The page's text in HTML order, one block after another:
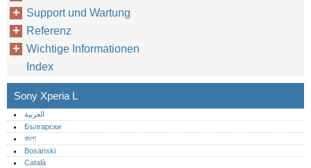
Support und Wartung
Referenz
Wichtige Informationen
Index
Sony Xperia L
العربية
Български
বাংলা
Bosanski
Català